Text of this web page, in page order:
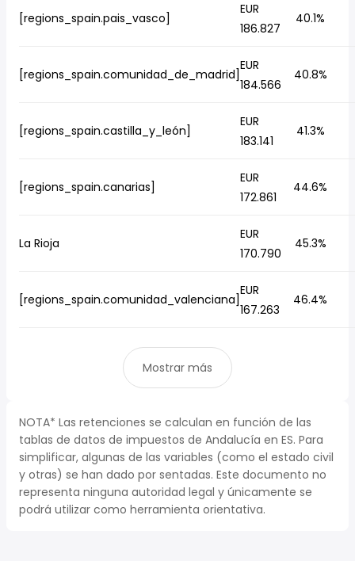
[regions_spain.pais_vasco]
EUR
186.827
40.1%
[regions_spain.comunidad_de_madrid]
EUR
184.566
40.8%
[regions_spain.castilla_y_león]
EUR
183.141
41.3%
[regions_spain.canarias]
EUR
172.861
44.6%
La Rioja
EUR
170.790
45.3%
[regions_spain.comunidad_valenciana]
EUR
167.263
46.4%
Mostrar más
NOTA* Las retenciones se calculan en función de las
tablas de datos de impuestos de Andalucía en ES. Para
simplificar, algunas de las variables (como el estado civil
y otras) se han dado por sentadas. Este documento no
representa ninguna autoridad legal y únicamente se
podrá utilizar como herramienta orientativa.